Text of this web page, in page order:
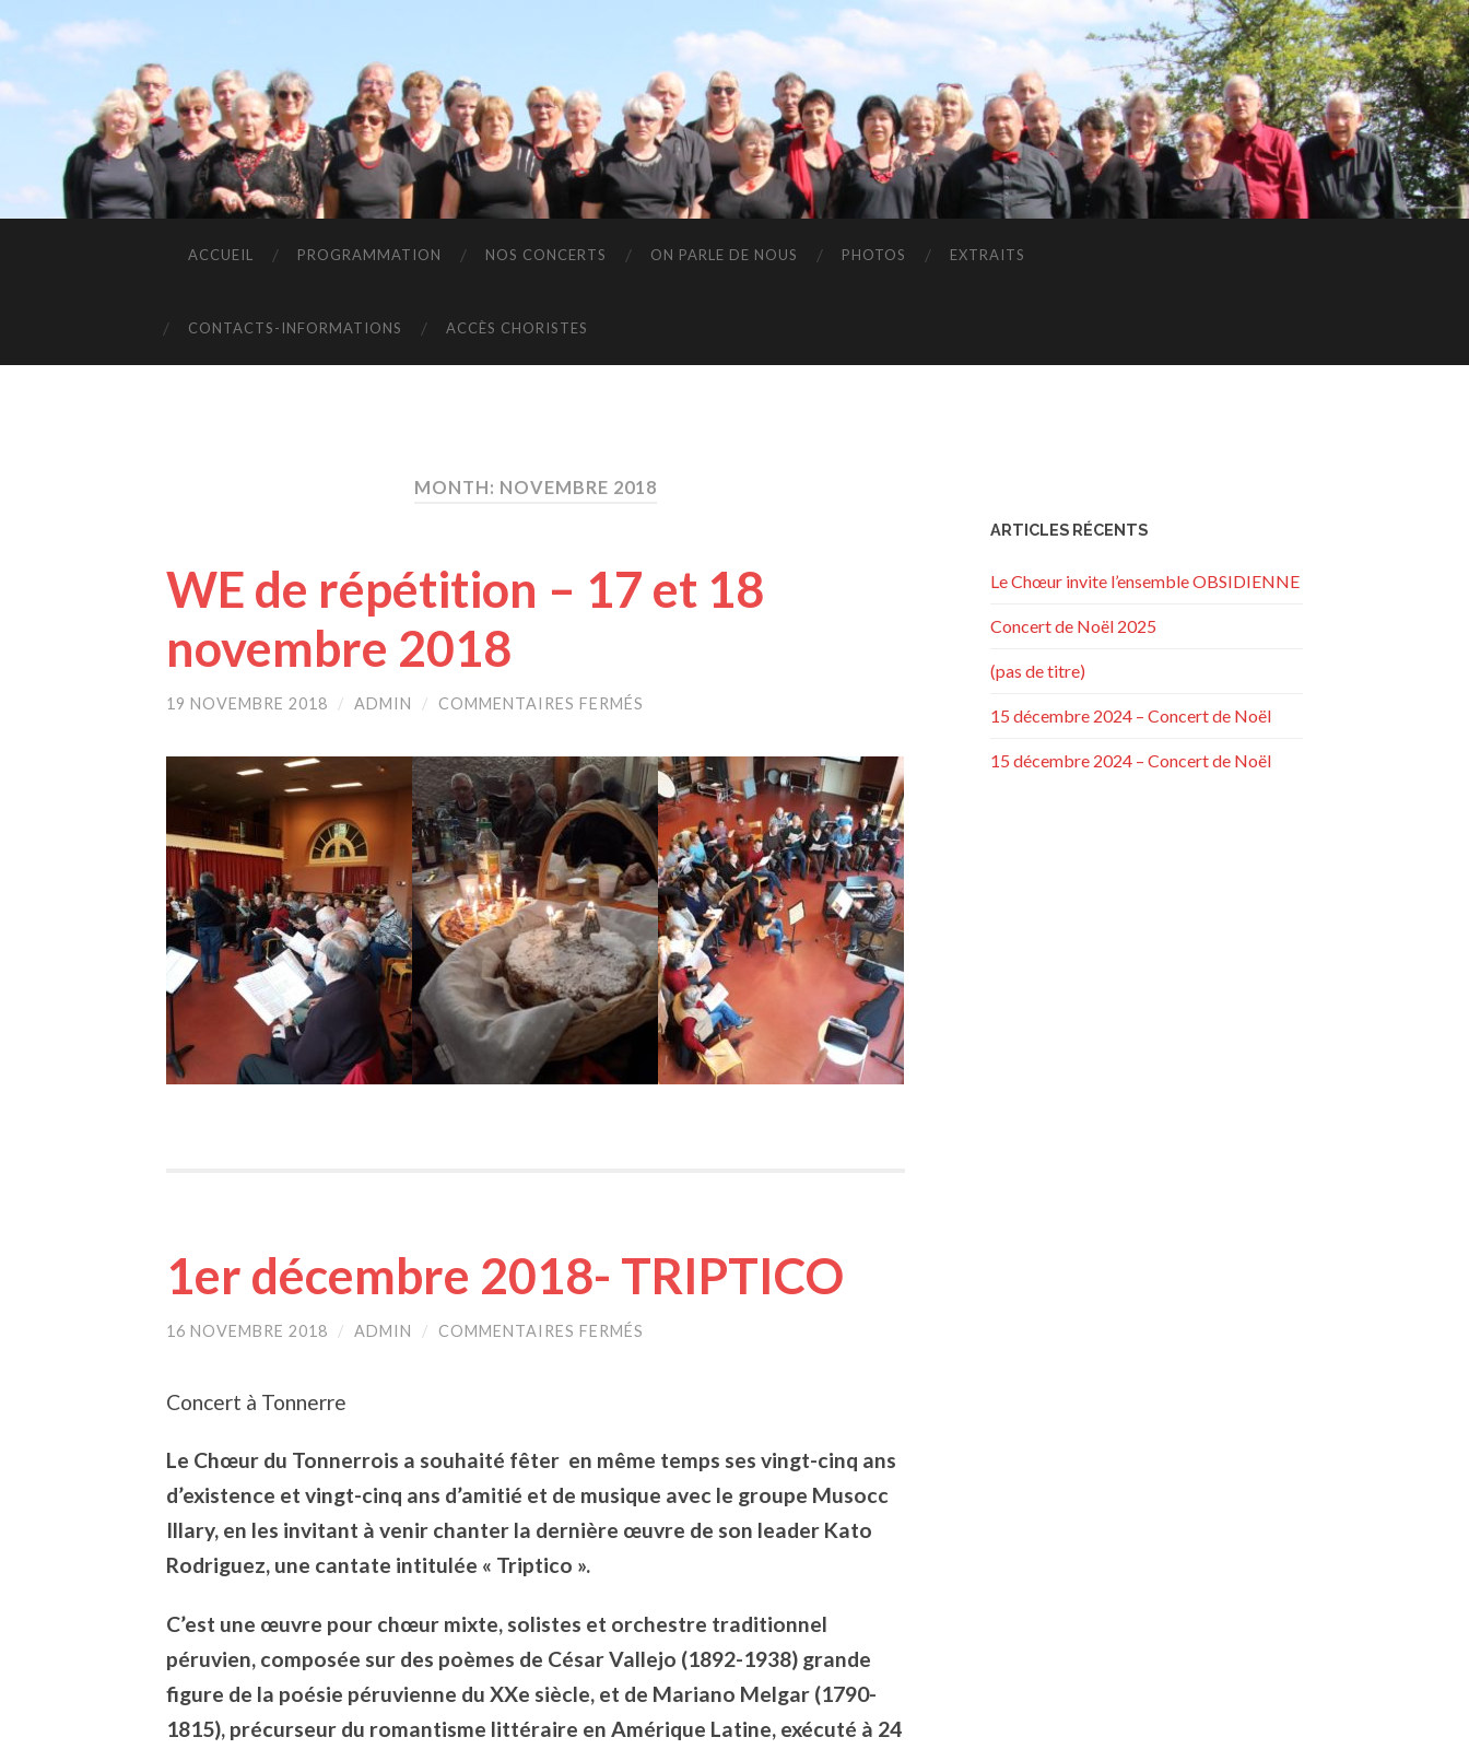
ACCUEIL PROGRAMMATION NOS CONCERTS ON PARLE DE NOUS PHOTOS EXTRAITS
CONTACTS-INFORMATIONS ACCÈS CHORISTES
MONTH: NOVEMBRE 2018
WE de répétition – 17 et 18
novembre 2018
19 NOVEMBRE 2018 / ADMIN / COMMENTAIRES FERMÉS
RÉPÉTITION
–
17
ET
18
NOVEMBRE
2018
1er décembre 2018- TRIPTICO
16 NOVEMBRE 2018 / ADMIN / COMMENTAIRES FERMÉS
Concert à Tonnerre
Le Chœur du Tonnerrois a souhaité fêter en même temps ses vingt-cinq ans
d’existence et vingt-cinq ans d’amitié et de musique avec le groupe Musocc
Illary, en les invitant à venir chanter la dernière œuvre de son leader Kato
Rodriguez, une cantate intitulée « Triptico ».
C’est une œuvre pour chœur mixte, solistes et orchestre traditionnel
péruvien, composée sur des poèmes de César Vallejo (1892-1938) grande
figure de la poésie péruvienne du XXe siècle, et de Mariano Melgar (1790-
1815), précurseur du romantisme littéraire en Amérique Latine, exécuté à 24
ARTICLES RÉCENTS
Le Chœur invite l’ensemble OBSIDIENNE
Concert de Noël 2025
(pas de titre)
15 décembre 2024 – Concert de Noël
15 décembre 2024 – Concert de Noël